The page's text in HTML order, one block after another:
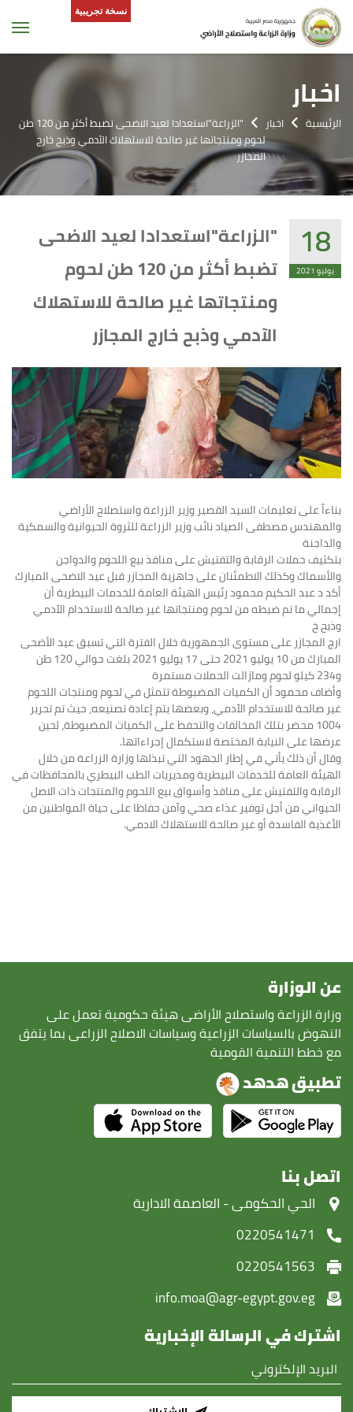
نسخة تجريبية
اخبار
الرئيسية اخبار
"الزراعة"استعدادا لعيد الاضحى تضبط أكثر من 120 طن
لحوم ومنتجاتها غير صالحة للاستهلاك الآدمي وذبح خارج
المجازر
18
يوليو 2021
"الزراعة"استعدادا لعيد الاضحى
تضبط أكثر من 120 طن لحوم
ومنتجاتها غير صالحة للاستهلاك
الآدمي وذبح خارج المجازر
بناءاً على تعليمات السيد القصير وزير الزراعة واستصلاح الأراضي
والمهندس مصطفى الصياد نائب وزير الزراعة للثروة الحيوانية والسمكية
والداجنة
بتكثيف حملات الرقابة والتفتيش على منافذ بيع اللحوم والدواجن
والأسماك وكذلك الاطمئنان على جاهزية المجازر قبل عيد الاضحى المبارك
أكد د عبد الحكيم محمود رئيس الهيئة العامة للخدمات البيطرية أن
إجمالي ما تم ضبطه من لحوم ومنتجاتها غير صالحة للاستخدام الآدمي
وذبح خ
ارج المجازر على مستوى الجمهورية خلال الفترة التي تسبق عيد الأضحى
المبارك من 10 يوليو 2021 حتى 17 يوليو 2021 بلغت حوالي 120 طن
و234 كيلو لحوم ومازالت الحملات مستمرة
‏وأضاف محمود أن الكميات المضبوطة تتمثل في لحوم ومنتجات اللحوم
غير صالحة للاستخدام الآدمي، وبعضها يتم إعادة تصنيعه، حيث تم تحرير
1004 محضر بتلك المخالفات والتحفظ على الكميات المضبوطة، لحين
عرضها على النيابة المختصة لاستكمال إجراءاتها.
وقال أن ذلك يأتي في إطار الجهود التي تبذلها وزارة الزراعة من خلال
الهيئة العامة للخدمات البيطرية ومديريات الطب البيطري بالمحافظات في
الرقابة والتفتيش على منافذ وأسواق بيع اللحوم والمنتجات ذات الاصل
الحيواني من أجل توفير غذاء صحي وآمن حفاظا على حياة المواطنين من
الأغذية الفاسدة أو غير صالحة للاستهلاك الادمي.
عن الوزارة
وزارة الزراعة واستصلاح الأراضى هيئة حكومية تعمل على
النهوض بالسياسات الزراعية وسياسات الاصلاح الزراعى بما يتفق
مع خطط التنمية القومية
تطبيق هدهد
اتصل بنا
‏الحي الحكومى - العاصمة الادارية
0220541471
0220541563
info.moa@agr-egypt.gov.eg
اشترك في الرسالة الإخبارية